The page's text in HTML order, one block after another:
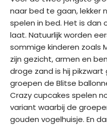
naar bed te gaan, lekker
spelen in bed. Het is dan
laat. Natuurlijk worden
sommige kinderen zoals
zijn gezicht, armen en
droge zand is hij
groepen de Blitse
Crazy cupcakes spelen
variant waarbij de
gouden vogelhuisje. En